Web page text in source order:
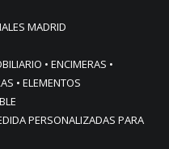
MADRID
• ENCIMERAS •
• ELEMENTOS
PERSONALIZADAS PARA